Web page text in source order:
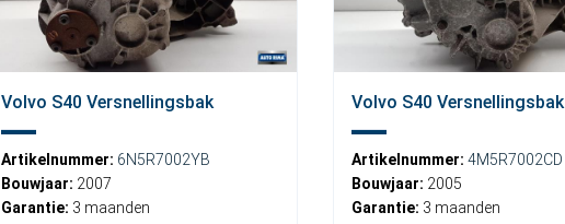
Volvo S40 Versnellingsbak
Artikelnummer: 6N5R7002YB
Bouwjaar: 2007
Garantie: 3 maanden
Volvo S40 Versnellingsbak
Artikelnummer: 4M5R7002CD
Bouwjaar: 2005
Garantie: 3 maanden